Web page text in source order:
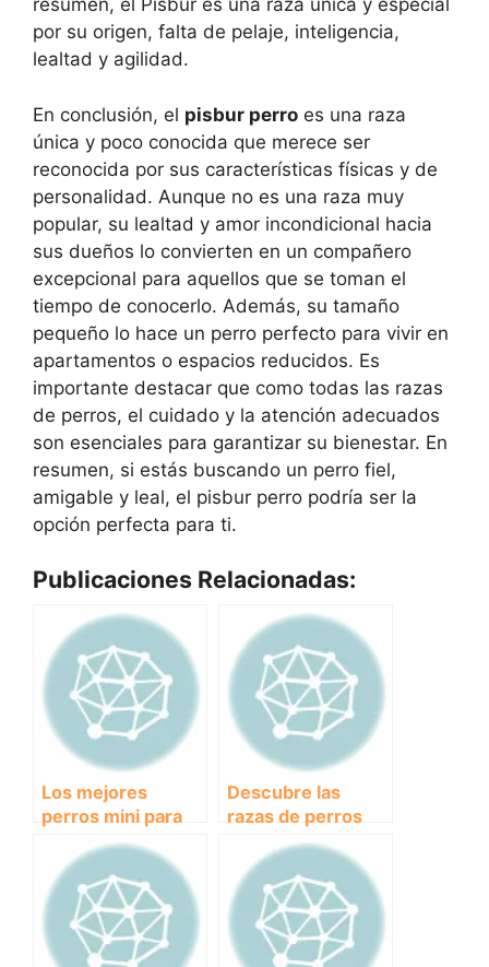
resumen, el Pisbur es una raza única y especial
por su origen, falta de pelaje, inteligencia,
lealtad y agilidad.
En conclusión, el pisbur perro es una raza
única y poco conocida que merece ser
reconocida por sus características físicas y de
personalidad. Aunque no es una raza muy
popular, su lealtad y amor incondicional hacia
sus dueños lo convierten en un compañero
excepcional para aquellos que se toman el
tiempo de conocerlo. Además, su tamaño
pequeño lo hace un perro perfecto para vivir en
apartamentos o espacios reducidos. Es
importante destacar que como todas las razas
de perros, el cuidado y la atención adecuados
son esenciales para garantizar su bienestar. En
resumen, si estás buscando un perro fiel,
amigable y leal, el pisbur perro podría ser la
opción perfecta para ti.
Publicaciones Relacionadas:
Los mejores
perros mini para
tener como
mascota en casa
Descubre las
razas de perros
pequeños ideales
para tu hogar